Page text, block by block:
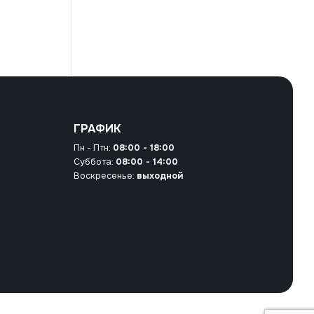
ГРАФИК
Пн - Птн: 08:00 - 18:00
Суббота: 08:00 - 14:00
Воскресенье: выходной